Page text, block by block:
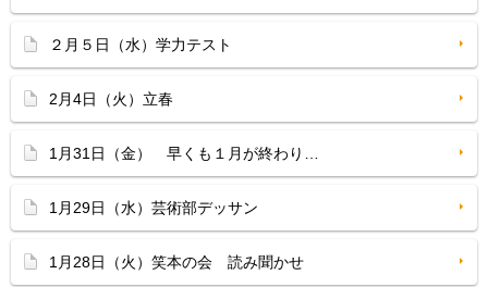
２月５日（水）学力テスト
2月4日（火）立春
1月31日（金） 早くも１月が終わり…
1月29日（水）芸術部デッサン
1月28日（火）笑本の会 読み聞かせ